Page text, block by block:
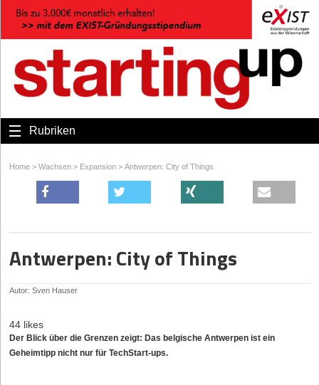
Rubriken
Home > Wachsen > Expansion > Antwerpen: City of Things
Antwerpen: City of Things
Autor: Sven Hauser
44 likes
Der Blick über die Grenzen zeigt: Das belgische Antwerpen ist ein
Geheimtipp nicht nur für TechStart-ups.